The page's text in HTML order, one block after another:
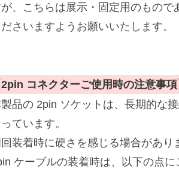
、こちらは展示・固定用のもの
さいますようお願いいたします。
コネクターご使用時の注意事項
品の 2pin ソケットは、長期的な
ています。
装着時に硬さを感じる場合があり
ケーブルの装着時は、以下の点に